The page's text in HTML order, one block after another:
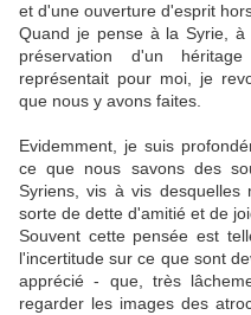
et d'une ouverture d'esprit
Quand je pense à la Syrie,
préservation d'un
représentait pour moi, je
que nous y avons faites.
Evidemment, je suis
ce que nous savons des
Syriens, vis à vis desquelles
sorte de dette d'amitié et de
Souvent cette pensée est
l'incertitude sur ce que sont
apprécié - que, très
regarder les images des